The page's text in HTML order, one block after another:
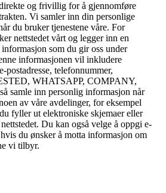
og frivillig for å gjennomføre
Vi samler inn din personlige
du bruker tjenestene våre. For
nettstedet vårt og legger inn en
som du gir oss under
informasjonen vil inkludere
postadresse, telefonnummer,
WHATSAPP, COMPANY,
samle inn personlig informasjon når
av våre avdelinger, for eksempel
fyller ut elektroniske skjemaer eller
Du kan også velge å oppgi e-
du ønsker å motta informasjon om
vi tilbyr.